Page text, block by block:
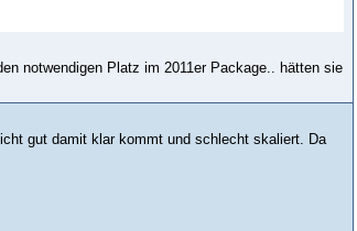
notwendigen Platz im 2011er Package.. hätten sie
gut damit klar kommt und schlecht skaliert. Da